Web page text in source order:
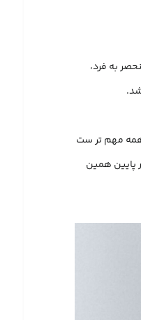
به فرد،
همه مهم تر ست
پایین همین